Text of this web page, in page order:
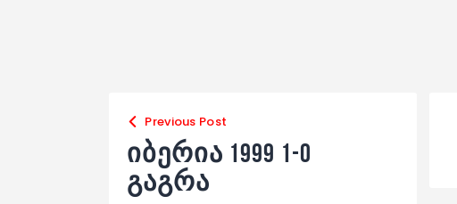
Previous Post
იბერია 1999 1-0
გაგრა